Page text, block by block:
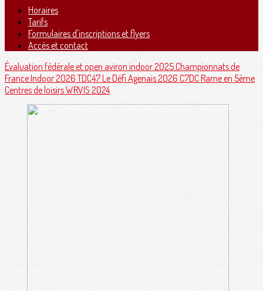
Horaires
Tarifs
Formulaires d'inscriptions et flyers
Accès et contact
Évaluation fédérale et open aviron indoor 2025Championnats de
France Indoor 2026TDC47Le Défi Agenais 2026 C7DCRame en 5ème
Centres de loisirsWRVIS 2024